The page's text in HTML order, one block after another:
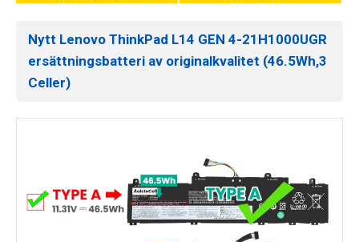
Nytt Lenovo ThinkPad L14 GEN 4-21H1000UGR
ersättningsbatteri av originalkvalitet (46.5Wh,3
Celler)